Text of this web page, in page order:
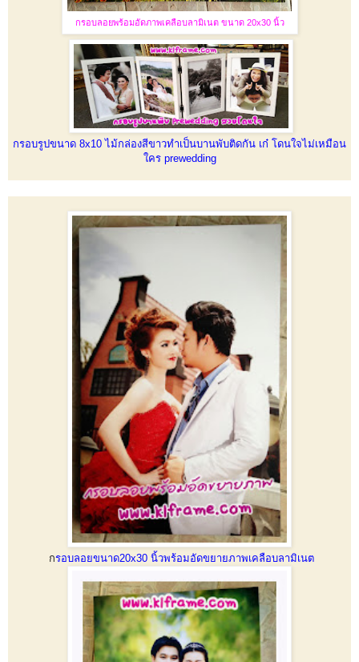
กรอบลอยพร้อมอัดภาพเคลือบลามิเนต ขนาด 20x30 นิ้ว
กรอบรูปขนาด 8x10 ไม้กล่องสีขาวทำเป็นบานพับติดกัน เก๋ โดนใจไม่เหมือน
ใคร prewedding
กรอบลอยขนาด20x30 นิ้วพร้อมอัดขยายภาพเคลือบลามิเนต